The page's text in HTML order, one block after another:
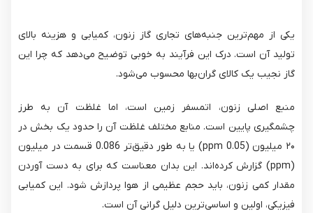
یکی از مهم‌ترین جنبه‌های تجاری گاز زنون، کمیابی و هزینه بالای
تولید آن است. درک این فرآیند به خوبی توضیح می‌دهد که چرا این
گاز نجیب یک کالای گران‌بها محسوب می‌شود.
منبع اصلی زنون، اتمسفر زمین است، اما غلظت آن به طرز
چشمگیری پایین است. منابع مختلف غلظت آن را حدود یک بخش در
۲۰ میلیون (0.05 ppm) یا به طور دقیق‌تر 0.086 قسمت در میلیون
(ppm) گزارش کرده‌اند. این بدان معناست که برای به دست آوردن
مقدار کمی زنون، باید حجم عظیمی از هوا پردازش شود. این کمیابی
فیزیکی، اولین و اساسی‌ترین دلیل گرانی آن است.